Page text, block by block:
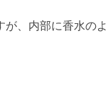
が、内部に香水のよ